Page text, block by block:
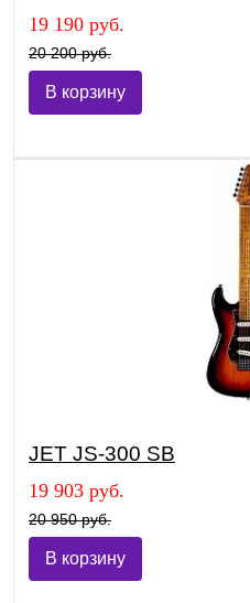
19 190 руб.
20 200 руб.
В корзину
JET JS-300 SB
19 903 руб.
20 950 руб.
В корзину